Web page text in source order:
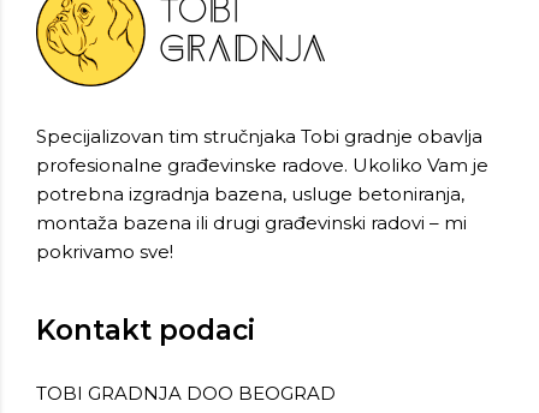
Specijalizovan tim stručnjaka Tobi gradnje obavlja
profesionalne građevinske radove. Ukoliko Vam je
potrebna izgradnja bazena, usluge betoniranja,
montaža bazena ili drugi građevinski radovi – mi
pokrivamo sve!
Kontakt podaci
TOBI GRADNJA DOO BEOGRAD